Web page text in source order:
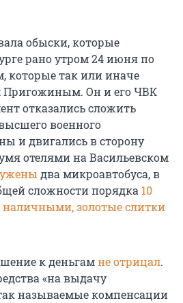
обыски, которые
рано утром 24 июня по
которые так или иначе
Пригожиным. Он и его ЧВК
отказались сложить
военного
и двигались в сторону
отелями на Васильевском
два микроавтобуса, в
сложности порядка 10
золотые слитки
к деньгамне отрицал.
«на выдачу
называемые компенсации